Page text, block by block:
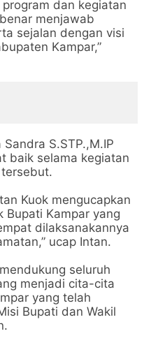
dan kegiatan
menjawab
sejalan dengan visi
Kampar,”
S.STP.,M.IP
baik selama kegiatan
Kuok mengucapkan
Bupati Kampar yang
dilaksanakannya
ucap Intan.
seluruh
menjadi cita-cita
yang telah
Bupati dan Wakil